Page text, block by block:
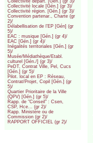
Collectivité départ. [Gén.] (gr 3)/
Collectivité locale [Gén.] (gr 3)/
Collectivité région. [Gén.] (gr 3)/
Convention partenar., Charte (gr
2)/
Délabellisation de l’EP [Gén] (gr
5)/
EAC : musique [Gén.] (gr 4)/
EAC [Gén.] (gr 4)/
Inégalités territoriales [Gén.] (gr
5)/
Musée/Médiathèque/Etabl.
culturel [Gén./] (gr 3)/
PeDT, Contrat Ville, Pel, Cucs
[Gén.] (gr 5)/
Pilot. local en EP : Réseau,
Contrat/Projet, Copil [Gén.] (gr
5)/
Quartier Prioritaire de la Ville
(QPV) [Gén.] (gr 5)/
Rapp. de "Conseil" : Csen,
CSP, Hce... (gr 2)/
Rapp. Ministère ou de
Commission (gr 2)/
RAPPORT OFFICIEL (gr 2)/